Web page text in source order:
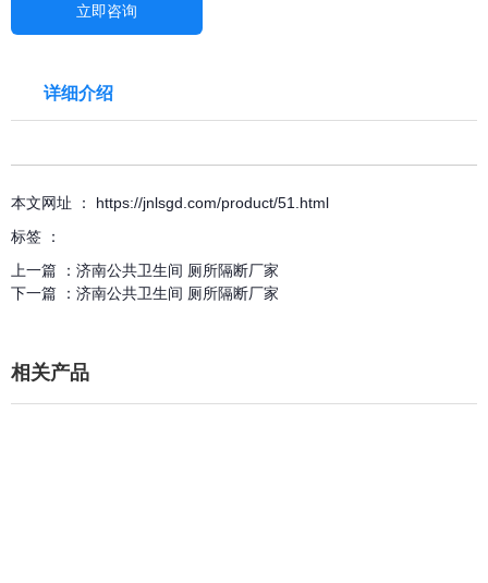
立即咨询
详细介绍
本文网址 ： https://jnlsgd.com/product/51.html
标签 ：
上一篇 ： 济南公共卫生间 厕所隔断厂家
下一篇 ： 济南公共卫生间 厕所隔断厂家
相关产品